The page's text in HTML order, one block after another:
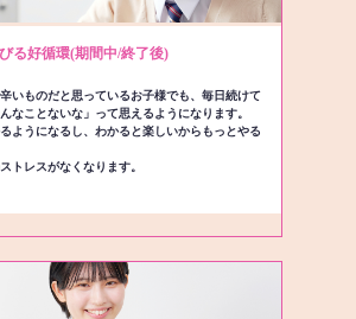
る好循環(期間中/終了後)
いものだと思っているお子様でも、毎日続けて
なことないな」って思えるようになります。
ようになるし、わかると楽しいからもっとやる
トレスがなくなります。